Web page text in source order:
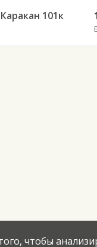
101к
чтобы